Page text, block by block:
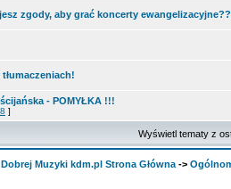
zgody, aby grać koncerty
- POMYŁKA !!!
8 ]
Wyświetl tematy z
Muzyki kdm.pl Strona Główna ->